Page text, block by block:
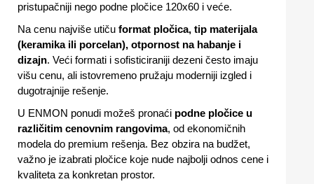
pristupačniji nego podne pločice 120x60 i veće.
Na cenu najviše utiču format pločica, tip materijala
(keramika ili porcelan), otpornost na habanje i
dizajn. Veći formati i sofisticiraniji dezeni često imaju
višu cenu, ali istovremeno pružaju moderniji izgled i
dugotrajnije rešenje.
U ENMON ponudi možeš pronaći podne pločice u
različitim cenovnim rangovima, od ekonomičnih
modela do premium rešenja. Bez obzira na budžet,
važno je izabrati pločice koje nude najbolji odnos cene i
kvaliteta za konkretan prostor.